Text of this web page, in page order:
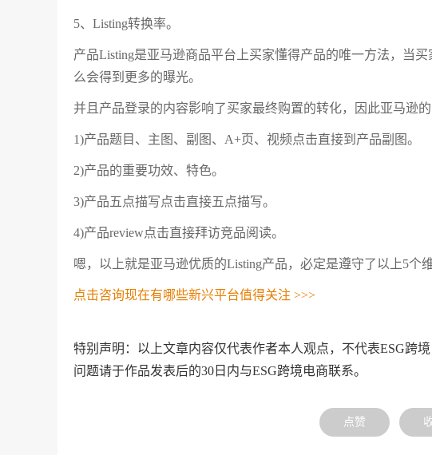
5、Listing转换率。
产品Listing是亚马逊商品平台上买家懂得产品的唯一方法，当
么会得到更多的曝光。
并且产品登录的内容影响了买家最终购置的转化，因此亚马逊
1)产品题目、主图、副图、A+页、视频点击直接到产品副图。
2)产品的重要功效、特色。
3)产品五点描写点击直接五点描写。
4)产品review点击直接拜访竞品阅读。
嗯，以上就是亚马逊优质的Listing产品，必定是遵守了以上5个
点击咨询现在有哪些新兴平台值得关注 >>>
特别声明：以上文章内容仅代表作者本人观点，不代表ESG跨
问题请于作品发表后的30日内与ESG跨境电商联系。
点赞